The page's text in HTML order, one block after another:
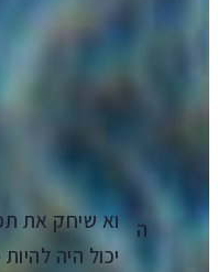
15 דק'
Aa
ה
וא שיחק את
יכול היה